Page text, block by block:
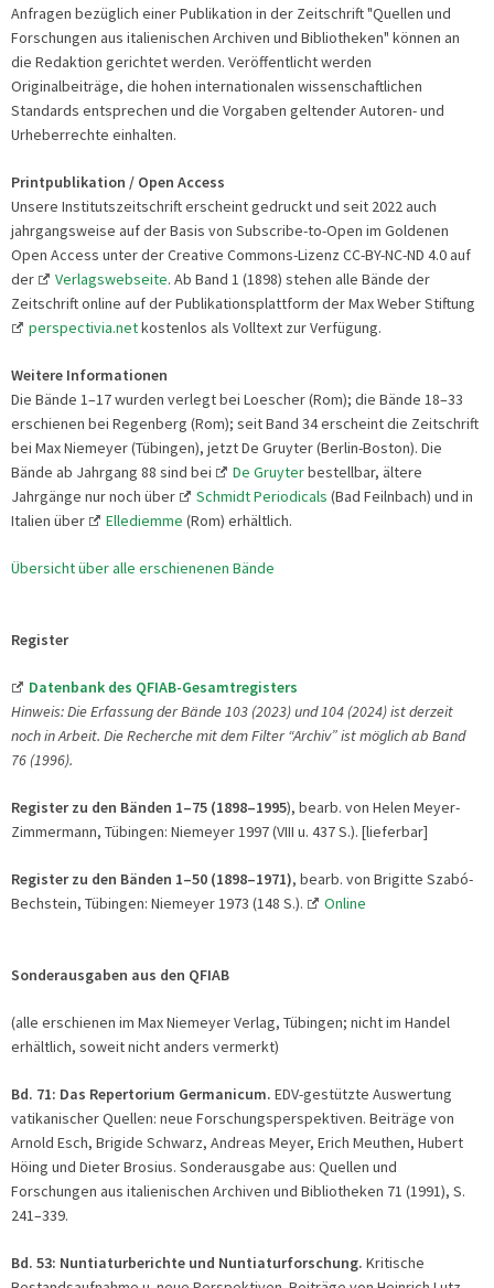
Anfragen bezüglich einer Publikation in der Zeitschrift "Quellen und
Forschungen aus italienischen Archiven und Bibliotheken" können an
die Redaktion gerichtet werden. Veröffentlicht werden
Originalbeiträge, die hohen internationalen wissenschaftlichen
Standards entsprechen und die Vorgaben geltender Autoren- und
Urheberrechte einhalten.
Printpublikation / Open Access
Unsere Institutszeitschrift erscheint gedruckt und seit 2022 auch
jahrgangsweise auf der Basis von Subscribe-to-Open im Goldenen
Open Access unter der Creative Commons-Lizenz CC-BY-NC-ND 4.0 auf
der
Verlagswebseite. Ab Band 1 (1898) stehen alle Bände der
Zeitschrift online auf der Publikationsplattform der Max Weber Stiftung
perspectivia.netkostenlos als Volltext zur Verfügung.
Weitere Informationen
Die Bände 1–17 wurden verlegt bei Loescher (Rom); die Bände 18–33
erschienen bei Regenberg (Rom); seit Band 34 erscheint die Zeitschrift
bei Max Niemeyer (Tübingen), jetzt De Gruyter (Berlin-Boston). Die
Bände ab Jahrgang 88 sind bei
De Gruyterbestellbar, ältere
Jahrgänge nur noch über
Schmidt Periodicals (Bad Feilnbach) und in
Italien über
Ellediemme (Rom) erhältlich.
Übersicht über alle erschienenen Bände
Register
Datenbank des QFIAB-Gesamtregisters
Hinweis: Die Erfassung der Bände 103 (2023) und 104 (2024) ist derzeit
noch in Arbeit. Die Recherche mit dem Filter “Archiv” ist möglich ab Band
76 (1996).
Register zu den Bänden 1–75 (1898–1995), bearb. von Helen Meyer-
Zimmermann, Tübingen: Niemeyer 1997 (VIII u. 437 S.). [lieferbar]
Register zu den Bänden 1–50 (1898–1971), bearb. von Brigitte Szabó-
Bechstein, Tübingen: Niemeyer 1973 (148 S.).
Online
Sonderausgaben aus den QFIAB
(alle erschienen im Max Niemeyer Verlag, Tübingen; nicht im Handel
erhältlich, soweit nicht anders vermerkt)
Bd. 71: Das Repertorium Germanicum. EDV-gestützte Auswertung
vatikanischer Quellen: neue Forschungsperspektiven. Beiträge von
Arnold Esch, Brigide Schwarz, Andreas Meyer, Erich Meuthen, Hubert
Höing und Dieter Brosius. Sonderausgabe aus: Quellen und
Forschungen aus italienischen Archiven und Bibliotheken 71 (1991), S.
241–339.
Bd. 53: Nuntiaturberichte und Nuntiaturforschung. Kritische